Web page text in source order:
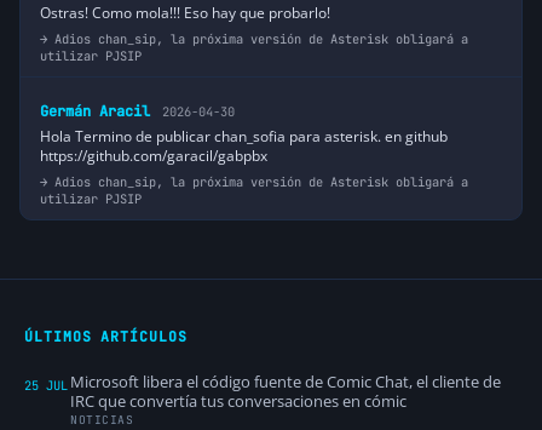
Ostras! Como mola!!! Eso hay que probarlo!
Adios chan_sip, la próxima versión de Asterisk obligará a
utilizar PJSIP
Germán Aracil 2026-04-30
Hola Termino de publicar chan_sofia para asterisk. en github
https://github.com/garacil/gabpbx
Adios chan_sip, la próxima versión de Asterisk obligará a
utilizar PJSIP
ÚLTIMOS ARTÍCULOS
25 JUL Microsoft libera el código fuente de Comic Chat, el cliente de
IRC que convertía tus conversaciones en cómic
NOTICIAS